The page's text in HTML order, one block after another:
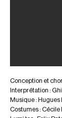
Conception et
Interprétation :
Musique : Hugues
Costumes : Cécile